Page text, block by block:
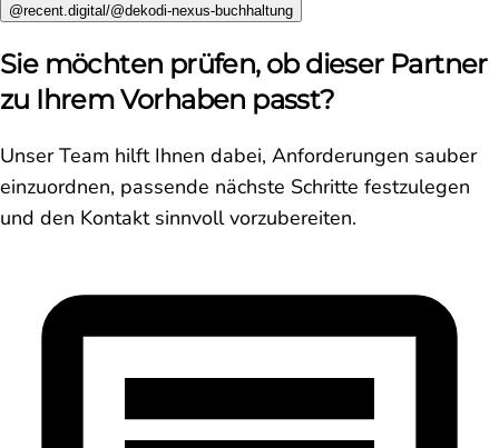
@recent.digital/@dekodi-nexus-buchhaltung
Sie möchten prüfen, ob dieser Partner
zu Ihrem Vorhaben passt?
Unser Team hilft Ihnen dabei, Anforderungen sauber
einzuordnen, passende nächste Schritte festzulegen
und den Kontakt sinnvoll vorzubereiten.